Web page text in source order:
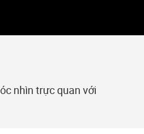
nhìn trực quan với